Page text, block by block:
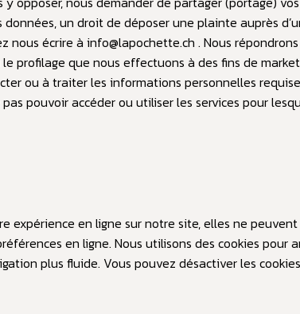
un droit de déposer une plainte auprès
nous écrire à info@lapochette.ch . Nous
que nous effectuons à des fins de
ou à traiter les informations personnelles
pouvoir accéder ou utiliser les services pour
en ligne sur notre site, elles ne
en ligne. Nous utilisons des cookies pour
plus fluide. Vous pouvez désactiver les